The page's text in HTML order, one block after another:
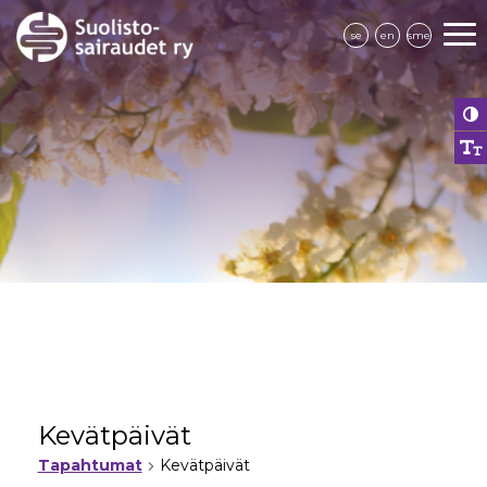
se en sme
Kevätpäivät
Tapahtumat Kevätpäivät